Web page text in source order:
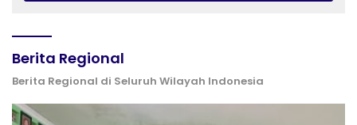
Berita Regional
Berita Regional di Seluruh Wilayah Indonesia